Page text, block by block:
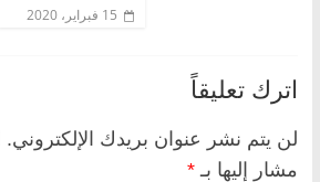
15 فبراير، 2020
اترك تعليقاً
لن يتم نشر عنوان بريدك الإلكتروني.
مشار إليها بـ *